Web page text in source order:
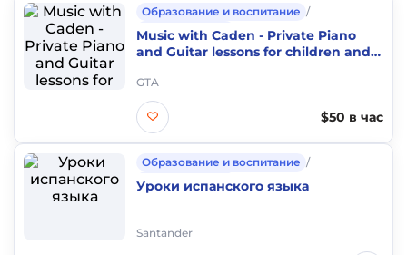
Образование и воспитание /
Частные уроки
Music with Caden - Private Piano
and Guitar lessons for children and
GTA
$50 в час
Образование и воспитание /
Частные уроки
Уроки испанского языка
Santander